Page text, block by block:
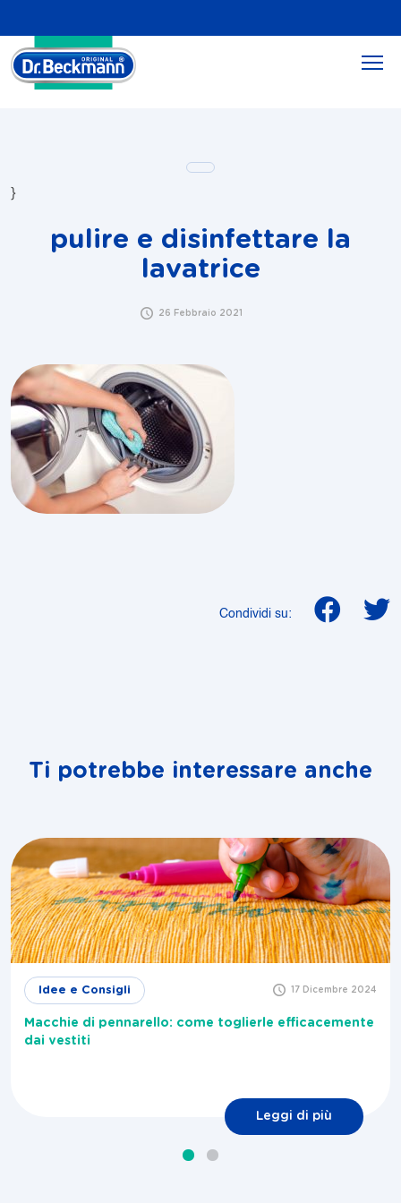
}
pulire e disinfettare la
lavatrice
26 Febbraio 2021
Condividi su:
Ti potrebbe interessare anche
Idee e Consigli 17 Dicembre 2024
Macchie di pennarello: come toglierle efficacemente
dai vestiti
Leggi di più